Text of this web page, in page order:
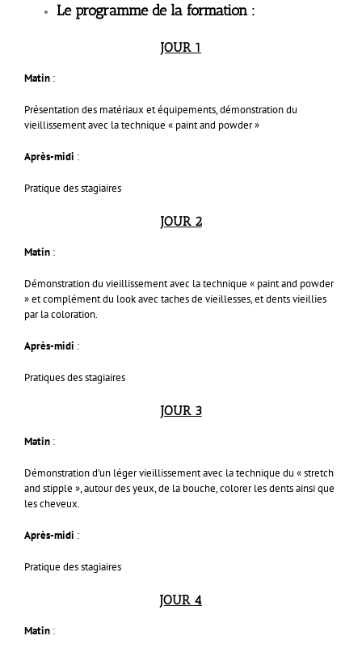
Le programme de la formation :
JOUR 1
Matin :
Présentation des matériaux et équipements, démonstration du
vieillissement avec la technique « paint and powder »
Après-midi :
Pratique des stagiaires
JOUR 2
Matin :
Démonstration du vieillissement avec la technique « paint and powder
» et complément du look avec taches de vieillesses, et dents vieillies
par la coloration.
Après-midi :
Pratiques des stagiaires
JOUR 3
Matin :
Démonstration d’un léger vieillissement avec la technique du « stretch
and stipple », autour des yeux, de la bouche, colorer les dents ainsi que
les cheveux.
Après-midi :
Pratique des stagiaires
JOUR 4
Matin :